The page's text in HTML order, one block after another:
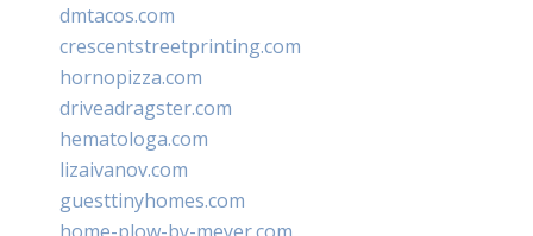
dmtacos.com
crescentstreetprinting.com
hornopizza.com
driveadragster.com
hematologa.com
lizaivanov.com
guesttinyhomes.com